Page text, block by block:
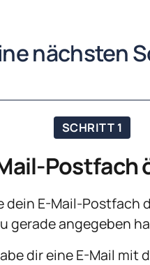
nächsten
SCHRITT 1
Postfach
dein E-Mail-Postfach
gerade angegeben
dir eine E-Mail mit